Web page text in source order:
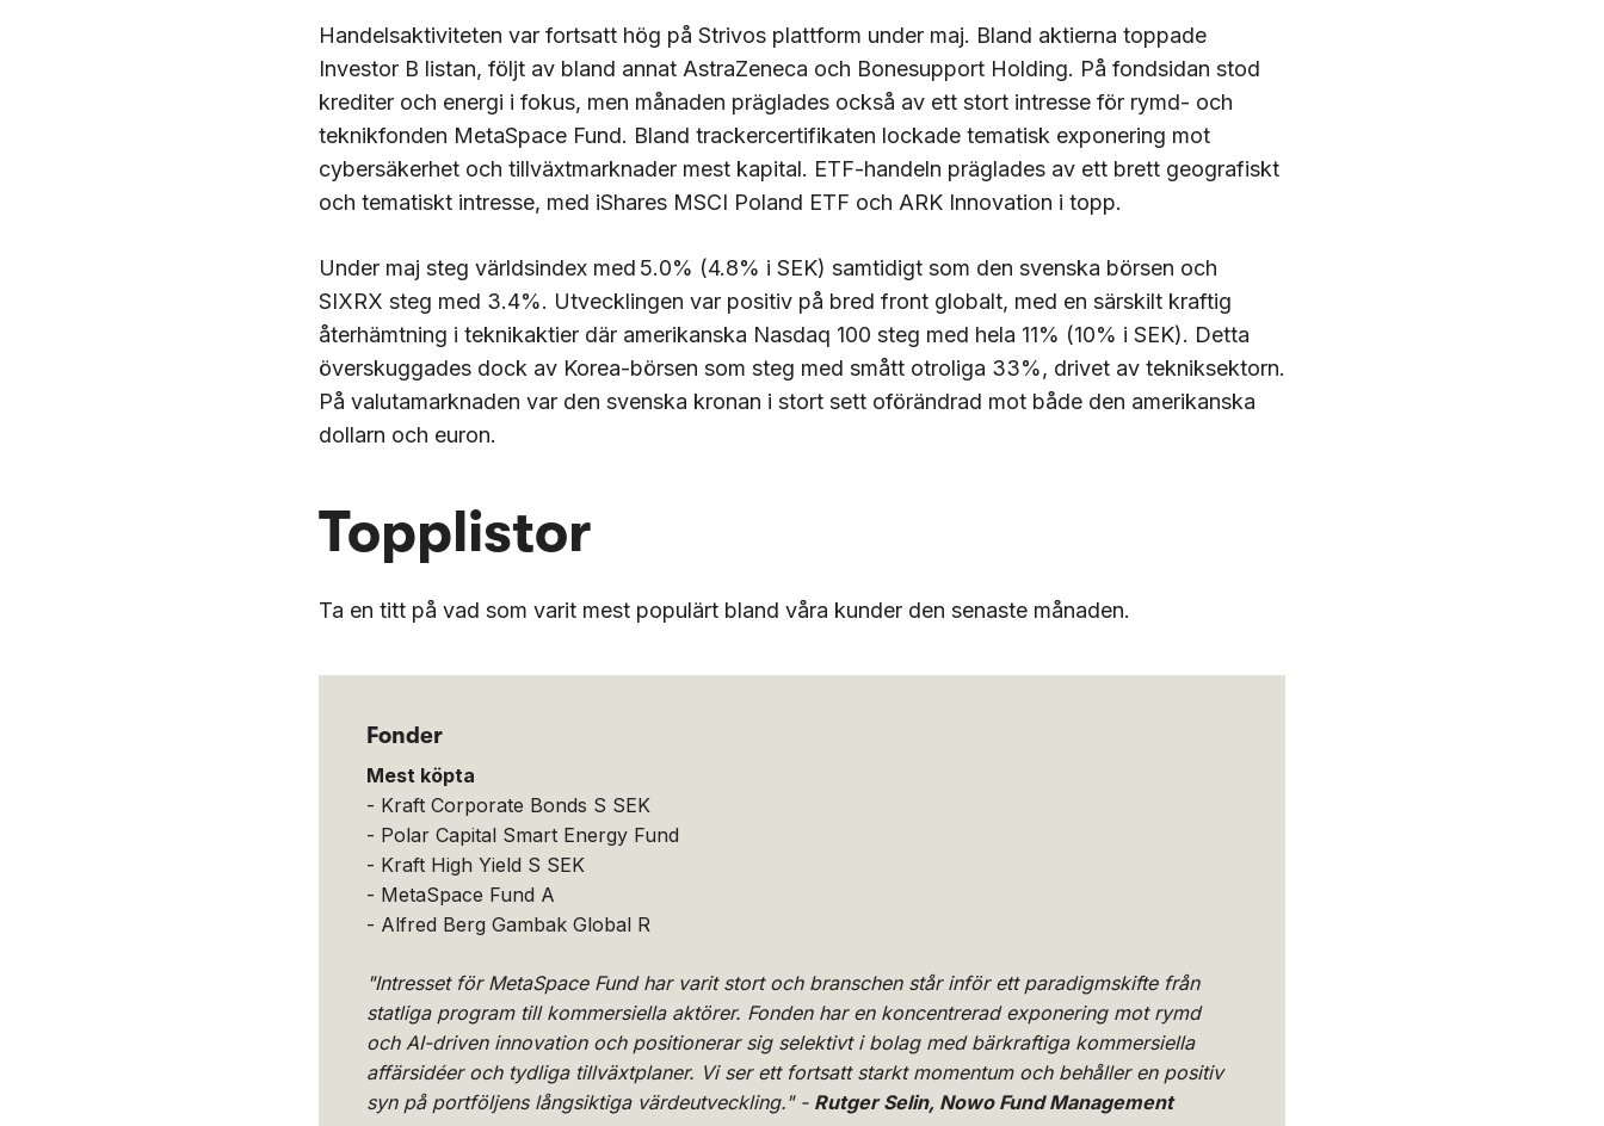
Handelsaktiviteten var fortsatt hög på Strivos plattform under maj. Bland aktierna toppade
Investor B listan, följt av bland annat AstraZeneca och Bonesupport Holding. På fondsidan stod
krediter och energi i fokus, men månaden präglades också av ett stort intresse för rymd- och
teknikfonden MetaSpace Fund. Bland trackercertifikaten lockade tematisk exponering mot
cybersäkerhet och tillväxtmarknader mest kapital. ETF-handeln präglades av ett brett geografiskt
och tematiskt intresse, med iShares MSCI Poland ETF och ARK Innovation i topp.
Under maj steg världsindex med 5.0% (4.8% i SEK) samtidigt som den svenska börsen och
SIXRX steg med 3.4%. Utvecklingen var positiv på bred front globalt, med en särskilt kraftig
återhämtning i teknikaktier där amerikanska Nasdaq 100 steg med hela 11% (10% i SEK). Detta
överskuggades dock av Korea-börsen som steg med smått otroliga 33%, drivet av tekniksektorn.
På valutamarknaden var den svenska kronan i stort sett oförändrad mot både den amerikanska
dollarn och euron.
Topplistor
Ta en titt på vad som varit mest populärt bland våra kunder den senaste månaden.
Fonder
Mest köpta
- Kraft Corporate Bonds S SEK
- Polar Capital Smart Energy Fund
- Kraft High Yield S SEK
- MetaSpace Fund A
- Alfred Berg Gambak Global R
"Intresset för MetaSpace Fund har varit stort och branschen står inför ett paradigmskifte från
statliga program till kommersiella aktörer. Fonden har en koncentrerad exponering mot rymd
och AI-driven innovation och positionerar sig selektivt i bolag med bärkraftiga kommersiella
affärsidéer och tydliga tillväxtplaner. Vi ser ett fortsatt starkt momentum och behåller en positiv
syn på portföljens långsiktiga värdeutveckling." - Rutger Selin, Nowo Fund Management